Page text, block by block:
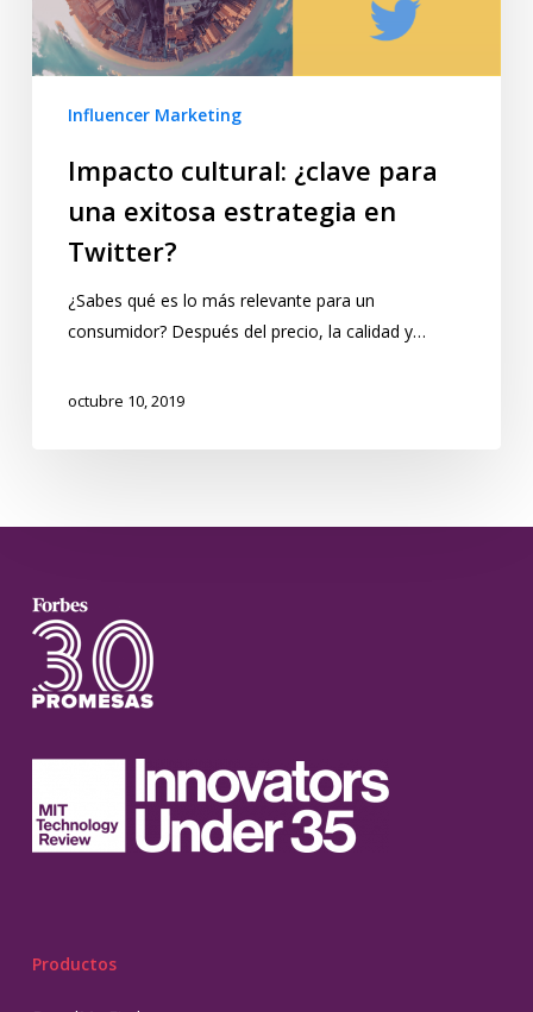
Influencer Marketing
Impacto cultural: ¿clave para
una exitosa estrategia en
Twitter?
¿Sabes qué es lo más relevante para un
consumidor? Después del precio, la calidad y…
octubre 10, 2019
Productos